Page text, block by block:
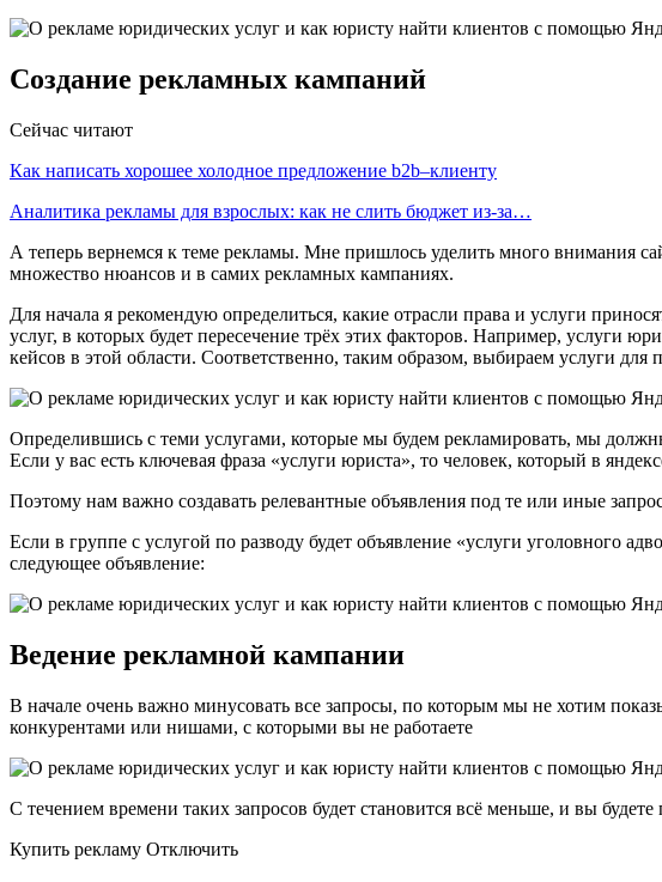
Создание рекламных кампаний
Сейчас читают
Как написать хорошее холодное предложение b2b–клиенту
Аналитика рекламы для взрослых: как не слить бюджет из-за…
А теперь вернемся к теме рекламы. Мне пришлось уделить много внимания
множество нюансов и в самих рекламных кампаниях.
Для начала я рекомендую определиться, какие отрасли права и услуги
услуг, в которых будет пересечение трёх этих факторов. Например, услуги
кейсов в этой области. Соответственно, таким образом, выбираем услуги для
Определившись с теми услугами, которые мы будем рекламировать, мы
Если у вас есть ключевая фраза «услуги юриста», то человек, который в
Поэтому нам важно создавать релевантные объявления под те или иные
Если в группе с услугой по разводу будет объявление «услуги уголовного
следующее объявление:
Ведение рекламной кампании
В начале очень важно минусовать все запросы, по которым мы не хотим
конкурентами или нишами, с которыми вы не работаете
С течением времени таких запросов будет становится всё меньше, и вы будете
Купить рекламу Отключить